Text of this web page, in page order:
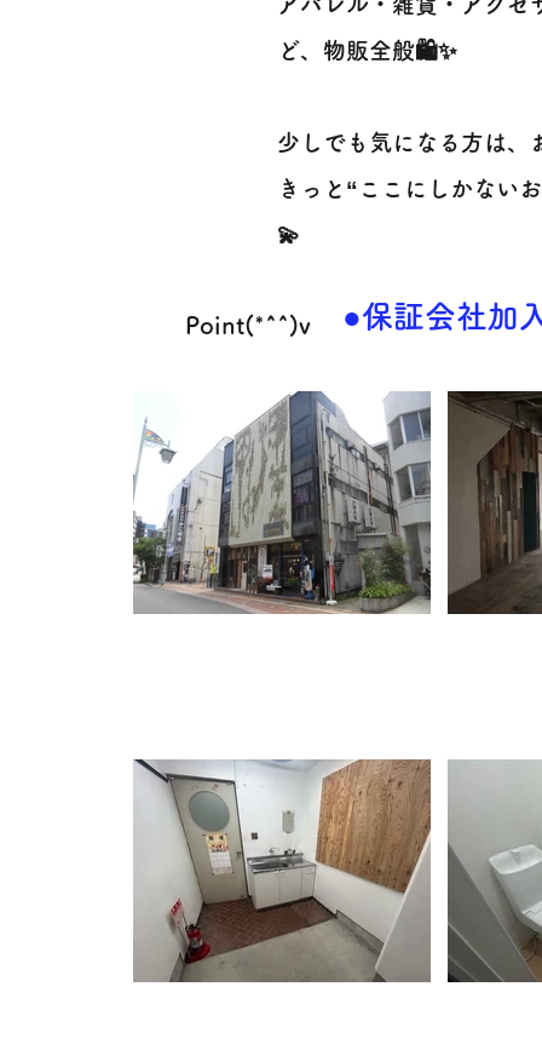
ど、物販全般🛍️✨
少しでも気になる方は、
きっと“ここにしかない
💫
Point(*^^)v ●保証会社加